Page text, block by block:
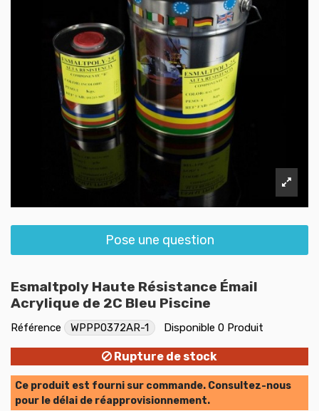
Pose une question
Esmaltpoly Haute Résistance Émail
Acrylique de 2C Bleu Piscine
Référence WPPP0372AR-1 Disponible 0 Produit
Rupture de stock
Ce produit est fourni sur commande. Consultez-nous
pour le délai de réapprovisionnement.